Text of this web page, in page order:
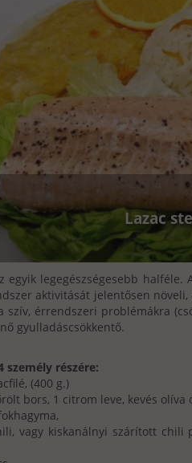
Lazac
egyik legegészségesebb halféle.
aktivitását jelentősen
szív, érrendszeri problémákra
gyulladáscsökkentő.
személy részére:
(400 g.)
bors, 1 citrom leve, kevés olíva
vagy kiskanálnyi szárított chili